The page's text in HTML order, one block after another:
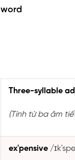
word
Three-syllable
(Tính từ ba âm
ex'pensive /